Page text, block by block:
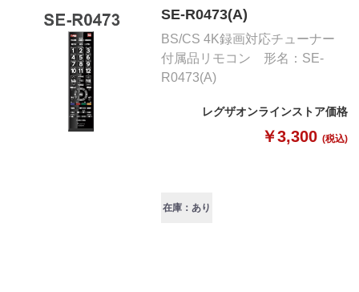
SE-R0473(A)
BS/CS 4K録画対応チューナー
付属品リモコン 形名：SE-
R0473(A)
レグザオンラインストア価格
￥3,300 (税込)
在庫：あり